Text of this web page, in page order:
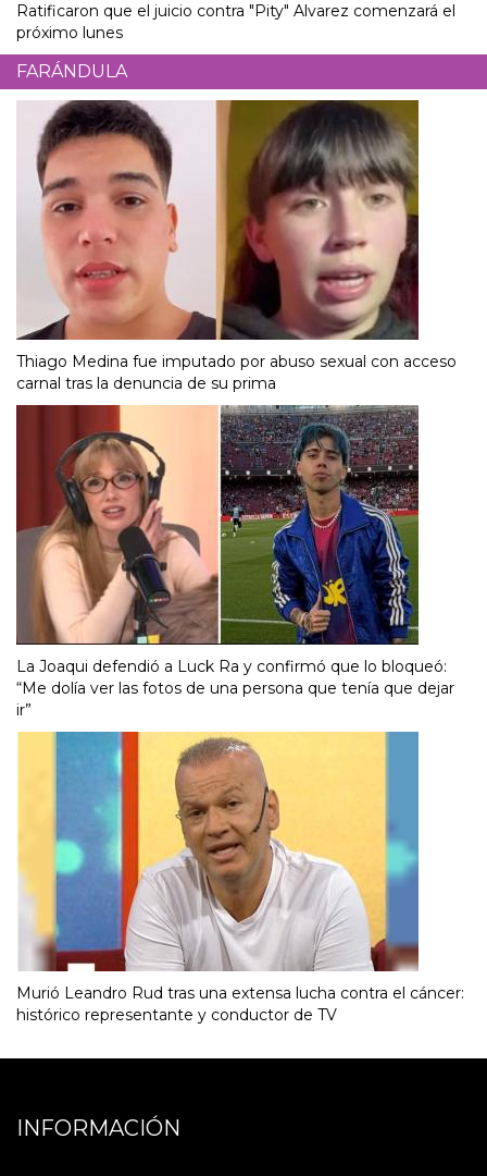
Ratificaron que el juicio contra "Pity" Alvarez comenzará el
próximo lunes
FARÁNDULA
Thiago Medina fue imputado por abuso sexual con acceso
carnal tras la denuncia de su prima
La Joaqui defendió a Luck Ra y confirmó que lo bloqueó:
“Me dolía ver las fotos de una persona que tenía que dejar
ir”
Murió Leandro Rud tras una extensa lucha contra el cáncer:
histórico representante y conductor de TV
INFORMACIÓN